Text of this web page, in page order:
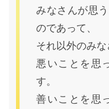
みなさんが思
のであって、
それ以外のみな
悪いことを思
す。
善いことを思